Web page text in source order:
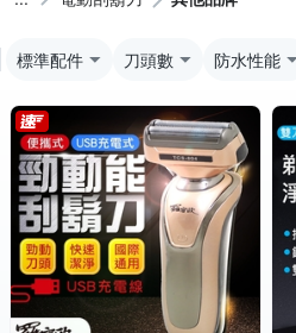
標準配件 刀頭數 防水性能